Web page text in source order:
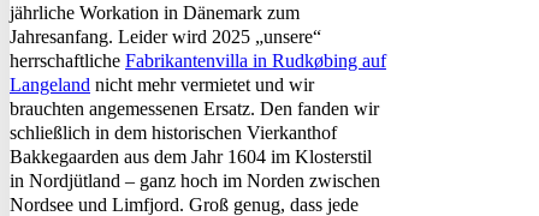
jährliche Workation in Dänemark zum
Jahresanfang. Leider wird 2025 „unsere“
herrschaftliche Fabrikantenvilla in Rudkøbing auf
Langeland nicht mehr vermietet und wir
brauchten angemessenen Ersatz. Den fanden wir
schließlich in dem historischen Vierkanthof
Bakkegaarden aus dem Jahr 1604 im Klosterstil
in Nordjütland – ganz hoch im Norden zwischen
Nordsee und Limfjord. Groß genug, dass jede